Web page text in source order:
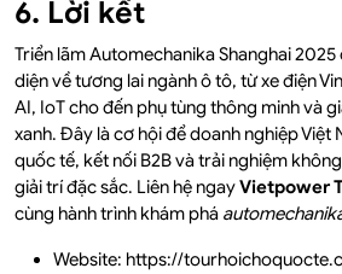
6. Lời kết
Triển lãm Automechanika Shanghai 2025
diện về tương lai ngành ô tô, từ xe điện
AI, IoT cho đến phụ tùng thông minh và
xanh. Đây là cơ hội để doanh nghiệp
quốc tế, kết nối B2B và trải nghiệm
giải trí đặc sắc. Liên hệ ngayVietpower
cùng hành trình khám phá
Website: https://